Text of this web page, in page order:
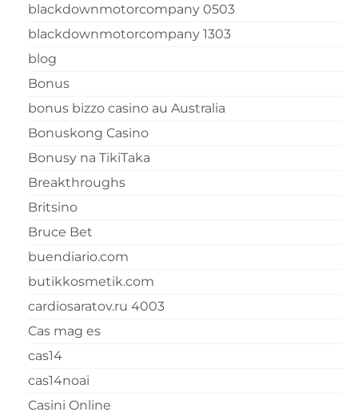
blackdownmotorcompany 0503
blackdownmotorcompany 1303
blog
Bonus
bonus bizzo casino au Australia
Bonuskong Casino
Bonusy na TikiTaka
Breakthroughs
Britsino
Bruce Bet
buendiario.com
butikkosmetik.com
cardiosaratov.ru 4003
Cas mag es
cas14
cas14noai
Casini Online